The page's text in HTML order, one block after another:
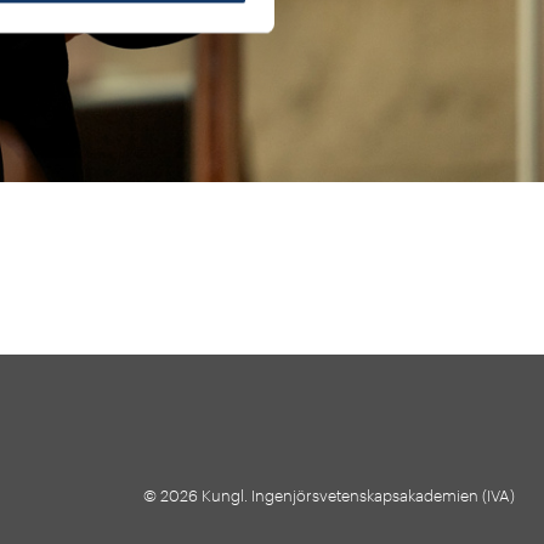
© 2026 Kungl. Ingenjörsvetenskapsakademien (IVA)